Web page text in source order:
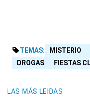
TEMAS: MISTERIO
DROGAS
FIESTAS
LAS MÁS LEIDAS